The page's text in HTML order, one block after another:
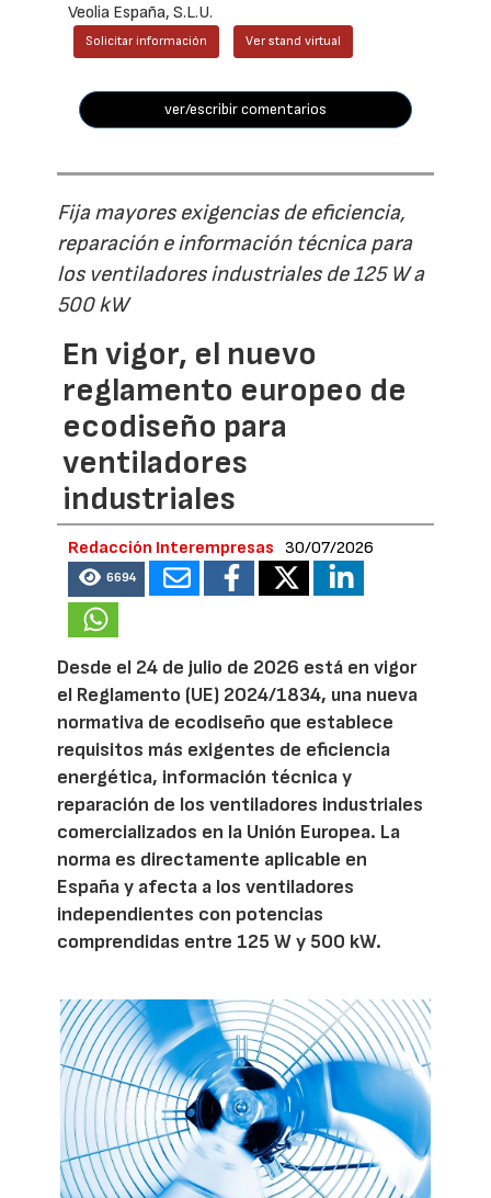
Veolia España, S.L.U.
Solicitar información Ver stand virtual
ver/escribir comentarios
Fija mayores exigencias de eficiencia,
reparación e información técnica para
los ventiladores industriales de 125 W a
500 kW
En vigor, el nuevo
reglamento europeo de
ecodiseño para
ventiladores
industriales
Redacción Interempresas 30/07/2026
6694
Desde el 24 de julio de 2026 está en vigor
el Reglamento (UE) 2024/1834, una nueva
normativa de ecodiseño que establece
requisitos más exigentes de eficiencia
energética, información técnica y
reparación de los ventiladores industriales
comercializados en la Unión Europea. La
norma es directamente aplicable en
España y afecta a los ventiladores
independientes con potencias
comprendidas entre 125 W y 500 kW.